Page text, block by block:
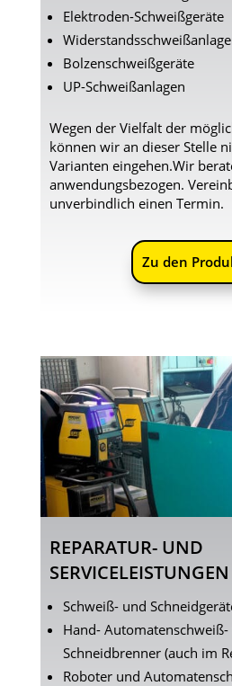
Elektroden-Schweißgeräte
Bolzenschweißgeräte
UP-Schweißanlagen
Wegen der Vielfalt der
können wir an dieser Stelle
Varianten eingehen.Wir
anwendungsbezogen.
unverbindlich einen Termin.
Zu den
REPARATUR- UND
SERVICELEISTUNGEN
Schweiß- und
Hand- Automatenschweiß-
Schneidbrenner (auch im
Roboter und